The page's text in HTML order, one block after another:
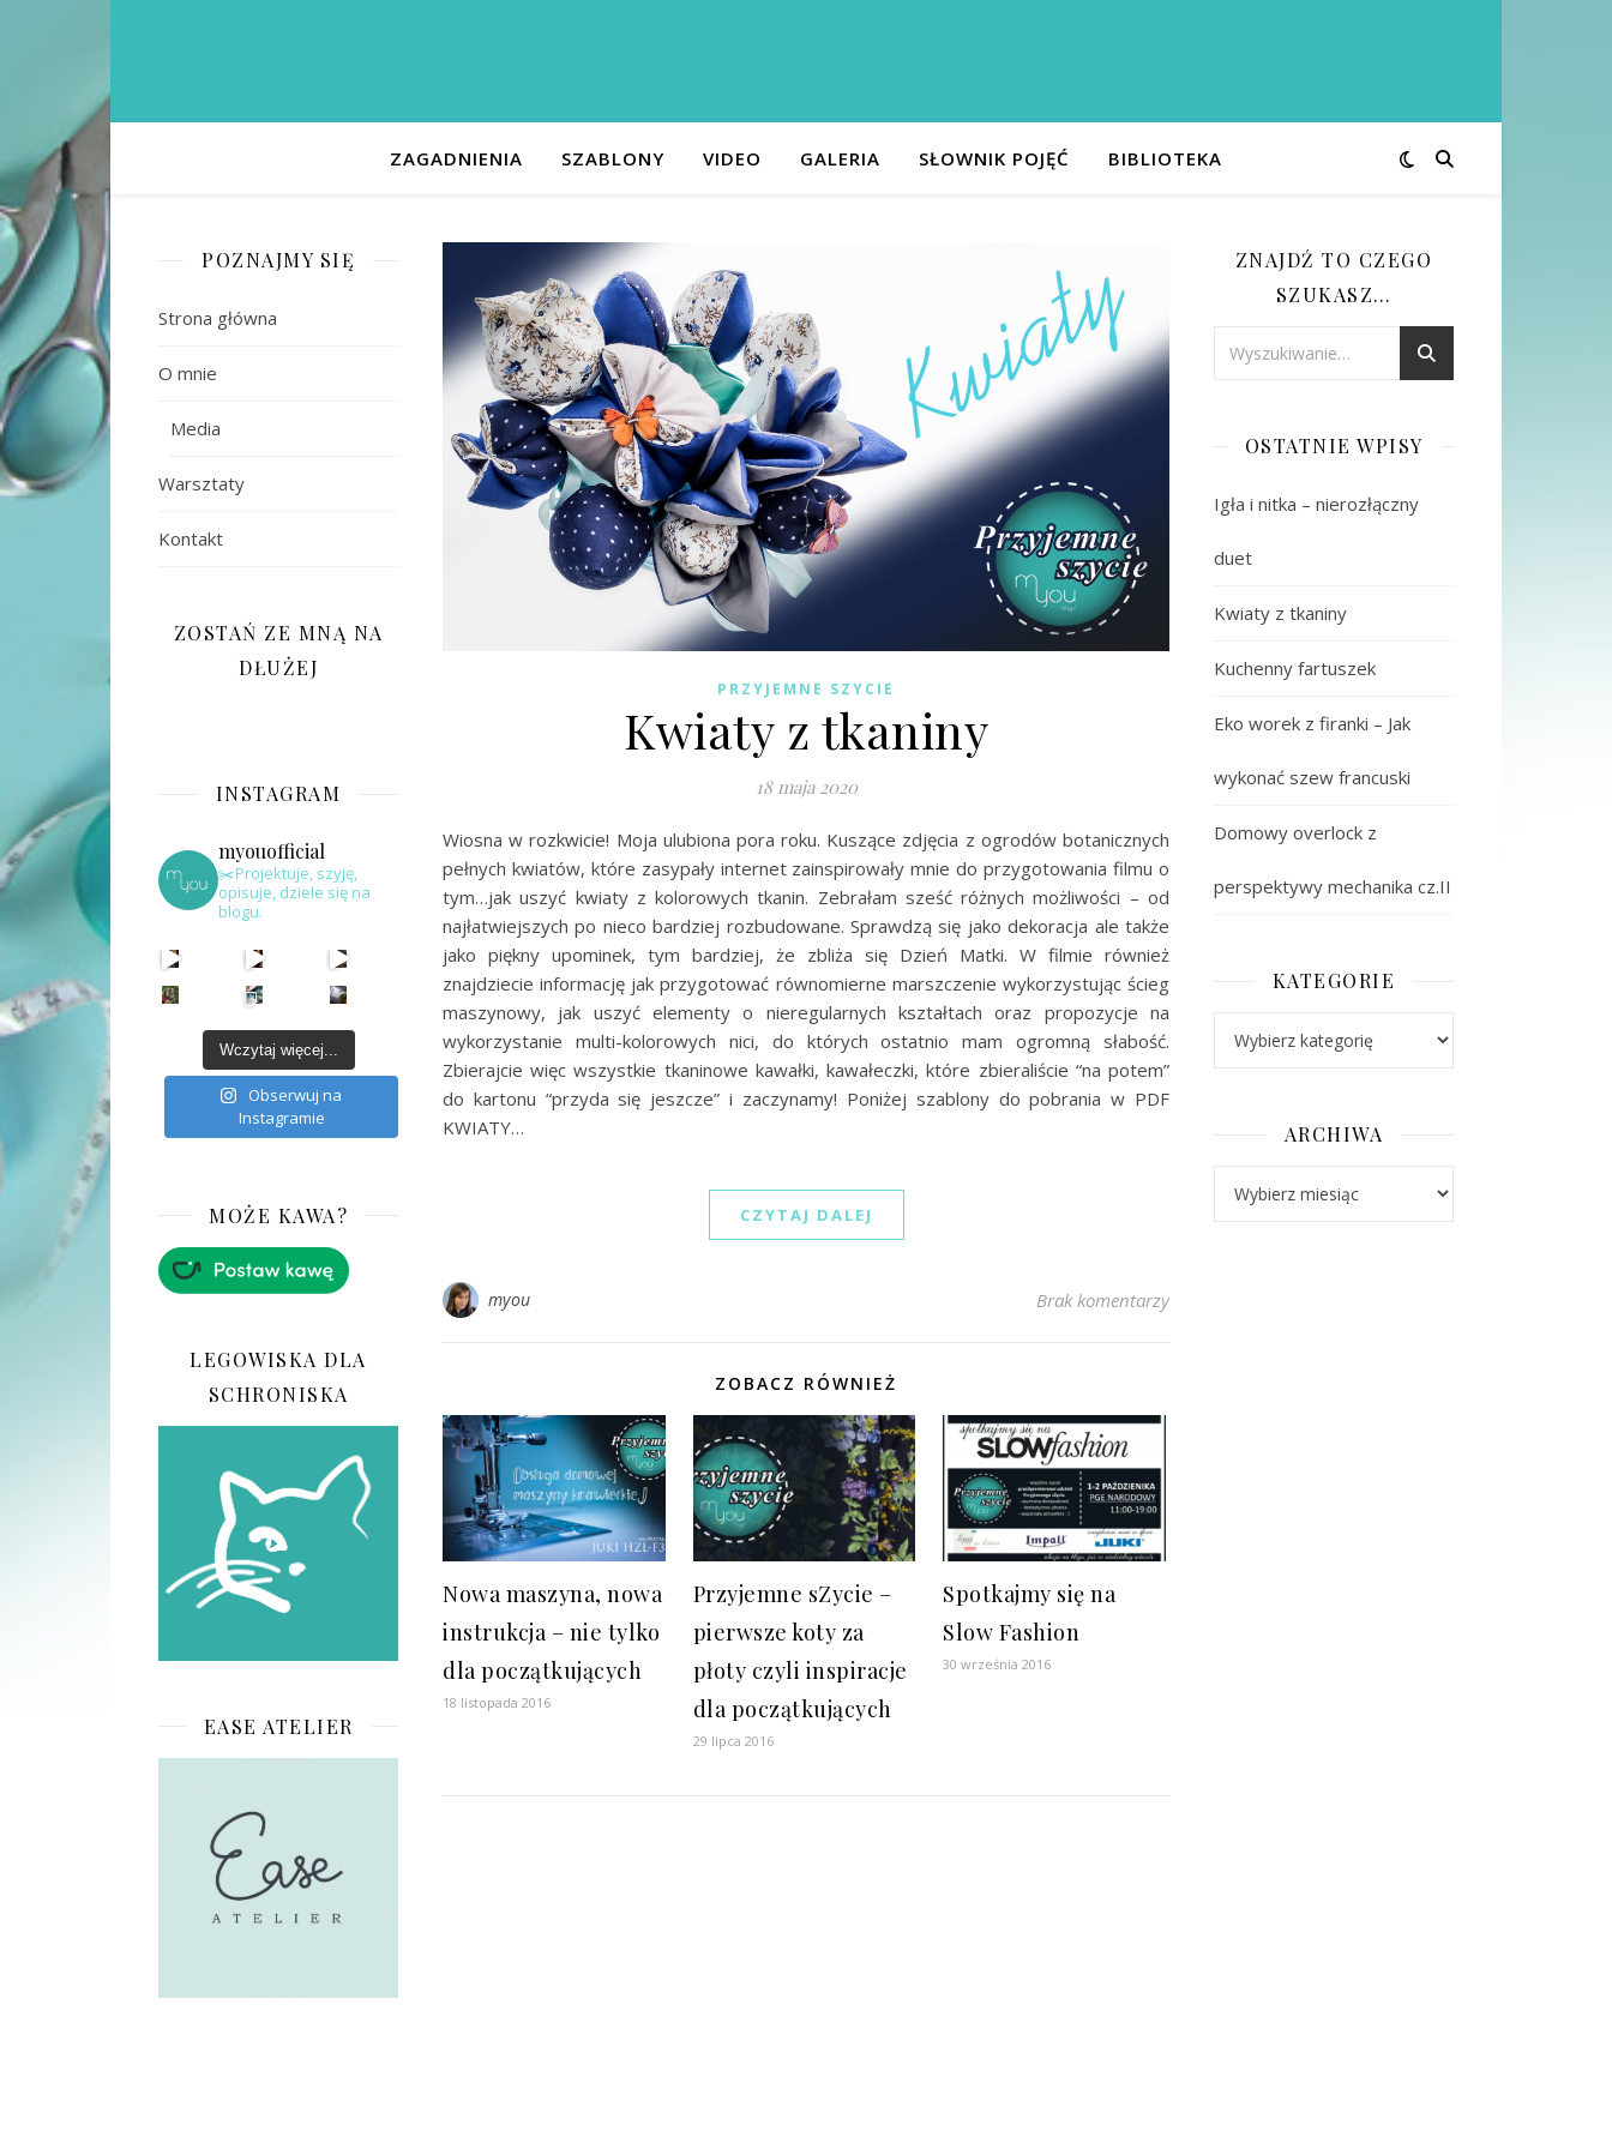
ZAGADNIENIA SZABLONY VIDEO GALERIA SŁOWNIK POJĘĆ BIBLIOTEKA
POZNAJMY SIĘ
Strona główna
O mnie
Media
Warsztaty
Kontakt
ZOSTAŃ ZE MNĄ NA
DŁUŻEJ
INSTAGRAM
myouofficial
✂️Projektuje, szyję,
opisuje, dziele się na
blogu.
Wczytaj więcej...
Obserwuj na
Instagramie
MOŻE KAWA?
LEGOWISKA DLA
SCHRONISKA
EASE ATELIER
PRZYJEMNE SZYCIE
Kwiaty z tkaniny
18 maja 2020
Wiosna w rozkwicie! Moja ulubiona pora roku. Kuszące zdjęcia z ogrodów botanicznych
pełnych kwiatów, które zasypały internet zainspirowały mnie do przygotowania filmu o
tym…jak uszyć kwiaty z kolorowych tkanin. Zebrałam sześć różnych możliwości – od
najłatwiejszych po nieco bardziej rozbudowane. Sprawdzą się jako dekoracja ale także
jako piękny upominek, tym bardziej, że zbliża się Dzień Matki. W filmie również
znajdziecie informację jak przygotować równomierne marszczenie wykorzystując ścieg
maszynowy, jak uszyć elementy o nieregularnych kształtach oraz propozycje na
wykorzystanie multi-kolorowych nici, do których ostatnio mam ogromną słabość.
Zbierajcie więc wszystkie tkaninowe kawałki, kawałeczki, które zbieraliście “na potem”
do kartonu “przyda się jeszcze” i zaczynamy! Poniżej szablony do pobrania w PDF
KWIATY…
CZYTAJ DALEJ
myou Brak komentarzy
ZOBACZ RÓWNIEŻ
Nowa maszyna, nowa
instrukcja – nie tylko
dla początkujących
18 listopada 2016
Przyjemne sZycie –
pierwsze koty za
płoty czyli inspiracje
dla początkujących
29 lipca 2016
Spotkajmy się na
Slow Fashion
30 września 2016
ZNAJDŹ TO CZEGO
SZUKASZ…
OSTATNIE WPISY
Igła i nitka – nierozłączny
duet
Kwiaty z tkaniny
Kuchenny fartuszek
Eko worek z firanki – Jak
wykonać szew francuski
Domowy overlock z
perspektywy mechanika cz.II
KATEGORIE
ARCHIWA